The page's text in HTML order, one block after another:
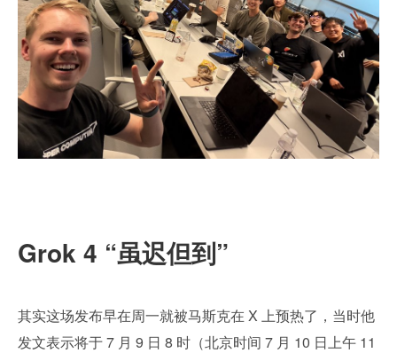
Grok 4 “虽迟但到”
其实这场发布早在周一就被马斯克在 X 上预热了，当时他
发文表示将于 7 月 9 日 8 时（北京时间 7 月 10 日上午 11